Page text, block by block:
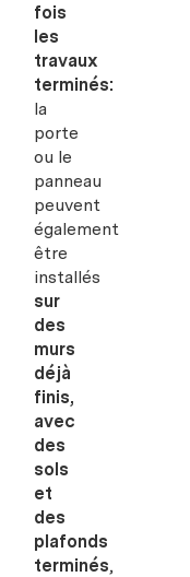
fois
les
travaux
terminés:
la
porte
ou le
panneau
peuvent
également
être
installés
sur
des
murs
déjà
finis,
avec
des
sols
et
des
plafonds
terminés,